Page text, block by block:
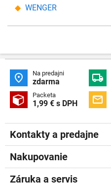
WENGER
 Na predajni
zdarma 
 Packeta
1,99 € s DPH 
Kontakty a predajne
Nakupovanie
Záruka a servis